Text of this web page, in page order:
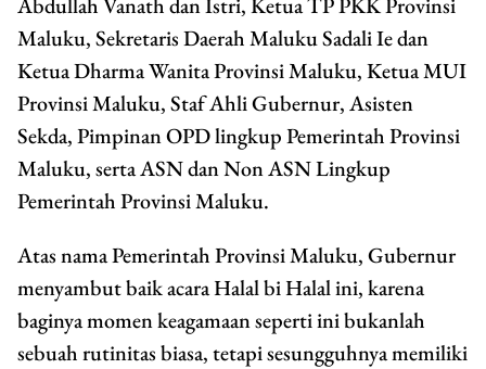
Abdullah Vanath dan Istri, Ketua TP PKK Provinsi
Maluku, Sekretaris Daerah Maluku Sadali Ie dan
Ketua Dharma Wanita Provinsi Maluku, Ketua MUI
Provinsi Maluku, Staf Ahli Gubernur, Asisten
Sekda, Pimpinan OPD lingkup Pemerintah Provinsi
Maluku, serta ASN dan Non ASN Lingkup
Pemerintah Provinsi Maluku.
Atas nama Pemerintah Provinsi Maluku, Gubernur
menyambut baik acara Halal bi Halal ini, karena
baginya momen keagamaan seperti ini bukanlah
sebuah rutinitas biasa, tetapi sesungguhnya memiliki